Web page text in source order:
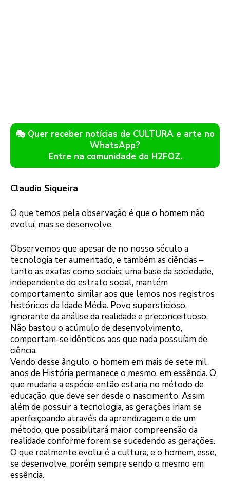
🎭 Quer receber notícias de CULTURA e arte no
WhatsApp?
Entre na comunidade do H2FOZ.
Claudio Siqueira
O que temos pela observação é que o homem não
evolui, mas se desenvolve.
Observemos que apesar de no nosso século a
tecnologia ter aumentado, e também as ciências –
tanto as exatas como sociais; uma base da sociedade,
independente do estrato social, mantém
comportamento similar aos que lemos nos registros
históricos da Idade Média. Povo supersticioso,
ignorante da análise da realidade e preconceituoso.
Não bastou o acúmulo de desenvolvimento,
comportam-se idênticos aos que nada possuíam de
ciência.
Vendo desse ângulo, o homem em mais de sete mil
anos de História permanece o mesmo, em essência. O
que mudaria a espécie então estaria no método de
educação, que deve ser desde o nascimento. Assim
além de possuir a tecnologia, as gerações iriam se
aperfeiçoando através da aprendizagem e de um
método, que possibilitará maior compreensão da
realidade conforme forem se sucedendo as gerações.
O que realmente evolui é a cultura, e o homem, esse,
se desenvolve, porém sempre sendo o mesmo em
essência.